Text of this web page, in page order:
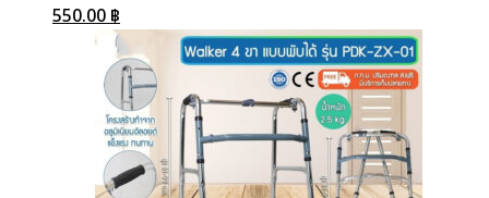
550.00 ฿